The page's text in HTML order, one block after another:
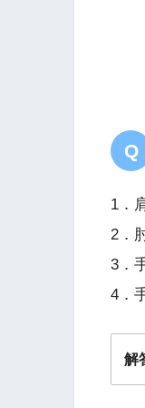
1．
2．
3．
4．
解